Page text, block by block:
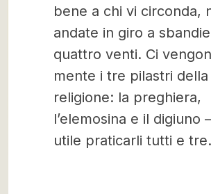
bene a chi vi circonda,
andate in giro a
quattro venti. Ci
mente i tre pilastri
religione: la preghiera,
l’elemosina e il digiuno
utile praticarli tutti e tre.